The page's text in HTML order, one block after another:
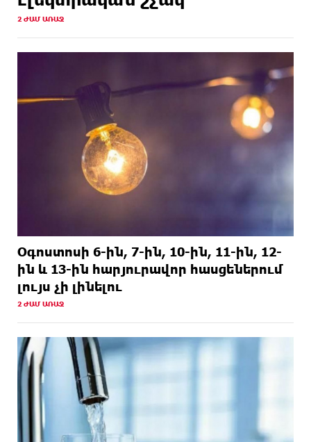
14 ԺԱՄ
Կոտայքի մարզում բшխվել են «ԳԱԶ 53»-ն ու
2 ԺԱՄ ԱՌԱՋ
Օգոստոսի 6-ին, 7-ին, 10-ին, 11-ին, 12-
ին և 13-ին հարյուրավոր հասցեներում
լույս չի լինելու
2 ԺԱՄ ԱՌԱՋ